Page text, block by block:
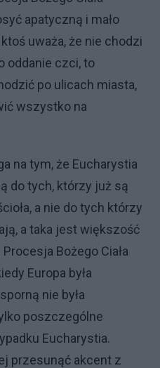
apatyczną i mało
uważa, że nie chodzi
oddanie czci, to
po ulicach miasta,
wszystko na
na tym, że Eucharystia
do tych, którzy już są
a nie do tych którzy
a taka jest większość
Bożego Ciała
Europa była
nie była
poszczególne
Eucharystia.
przesunąć akcent z